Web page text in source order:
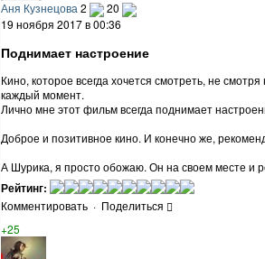
Аня Кузнецова 2
20
19 ноября 2017 в 00:36
Поднимает настроение
Кино, которое всегда хочется смотреть, не
каждый момент.
Лично мне этот фильм всегда поднимает
Доброе и позитивное кино. И конечно же,
А Шурика, я просто обожаю. Он на своем месте и
Рейтинг:
Комментировать · Поделиться
+25